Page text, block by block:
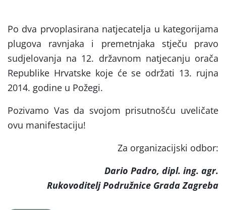
Po dva prvoplasirana natjecatelja u kategorijama
plugova ravnjaka i premetnjaka stječu pravo
sudjelovanja na 12. državnom natjecanju orača
Republike Hrvatske koje će se održati 13. rujna
2014. godine u Požegi.
Pozivamo Vas da svojom prisutnošću uveličate
ovu manifestaciju!
Za organizacijski odbor:
Dario Padro, dipl. ing. agr.
Rukovoditelj Podružnice Grada Zagreba